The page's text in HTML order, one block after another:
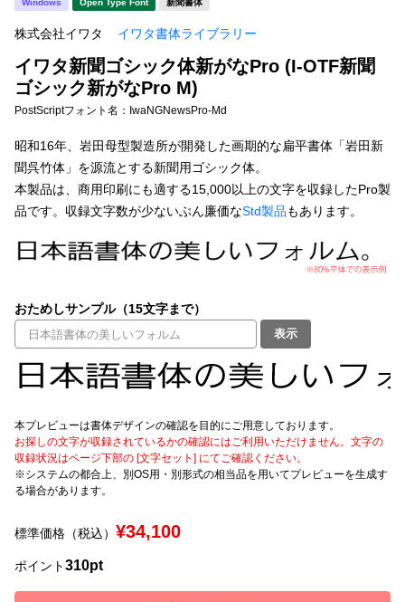
カート
お気に入り
お問い合わせ
明朝体
宋朝体
教科書体
草書体 勘亭流
江戸文字 デザイン毛筆
セット or 単体
文字種類
〜
株式会社イワタ イワタ書体ライブラリー
イワタ新聞ゴシック体新がなPro (I-OTF新聞
ゴシック新がなPro M)
PostScriptフォント名： IwaNGNewsPro-Md
昭和16年、岩田母型製造所が開発した画期的な扁平書体「岩田新
聞呉竹体」を源流とする新聞用ゴシック体。
本製品は、商用印刷にも適する15,000以上の文字を収録したPro製
品です。収録文字数が少ないぶん廉価なStd製品もあります。
おためしサンプル（15文字まで）
表示
本プレビューは書体デザインの確認を目的にご用意しております。
お探しの文字が収録されているかの確認にはご利用いただけません。文字の
収録状況はページ下部の [文字セット] にてご確認ください。
※システムの都合上、別OS用・別形式の相当品を用いてプレビューを生成す
る場合があります。
標準価格（税込） ¥34,100
ポイント310pt